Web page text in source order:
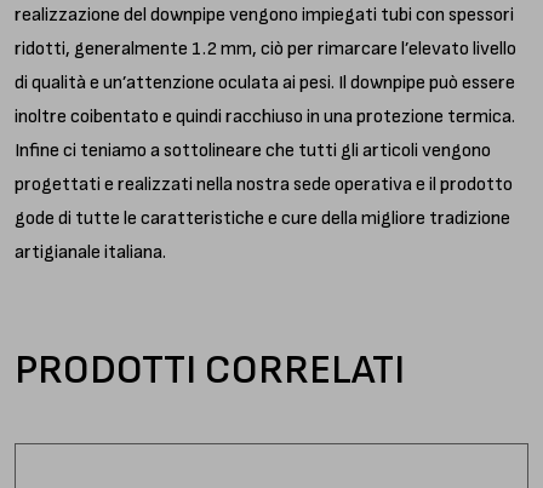
realizzazione del downpipe vengono impiegati tubi con spessori
ridotti, generalmente 1.2 mm, ciò per rimarcare l’elevato livello
di qualità e un’attenzione oculata ai pesi. Il downpipe può essere
inoltre coibentato e quindi racchiuso in una protezione termica.
Infine ci teniamo a sottolineare che tutti gli articoli vengono
progettati e realizzati nella nostra sede operativa e il prodotto
gode di tutte le caratteristiche e cure della migliore tradizione
artigianale italiana.
PRODOTTI CORRELATI